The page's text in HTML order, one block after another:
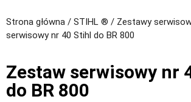
Strona główna / STIHL ® / Zestawy
serwisowy nr 40 Stihl do BR 800
Zestaw serwisowy nr
do BR 800